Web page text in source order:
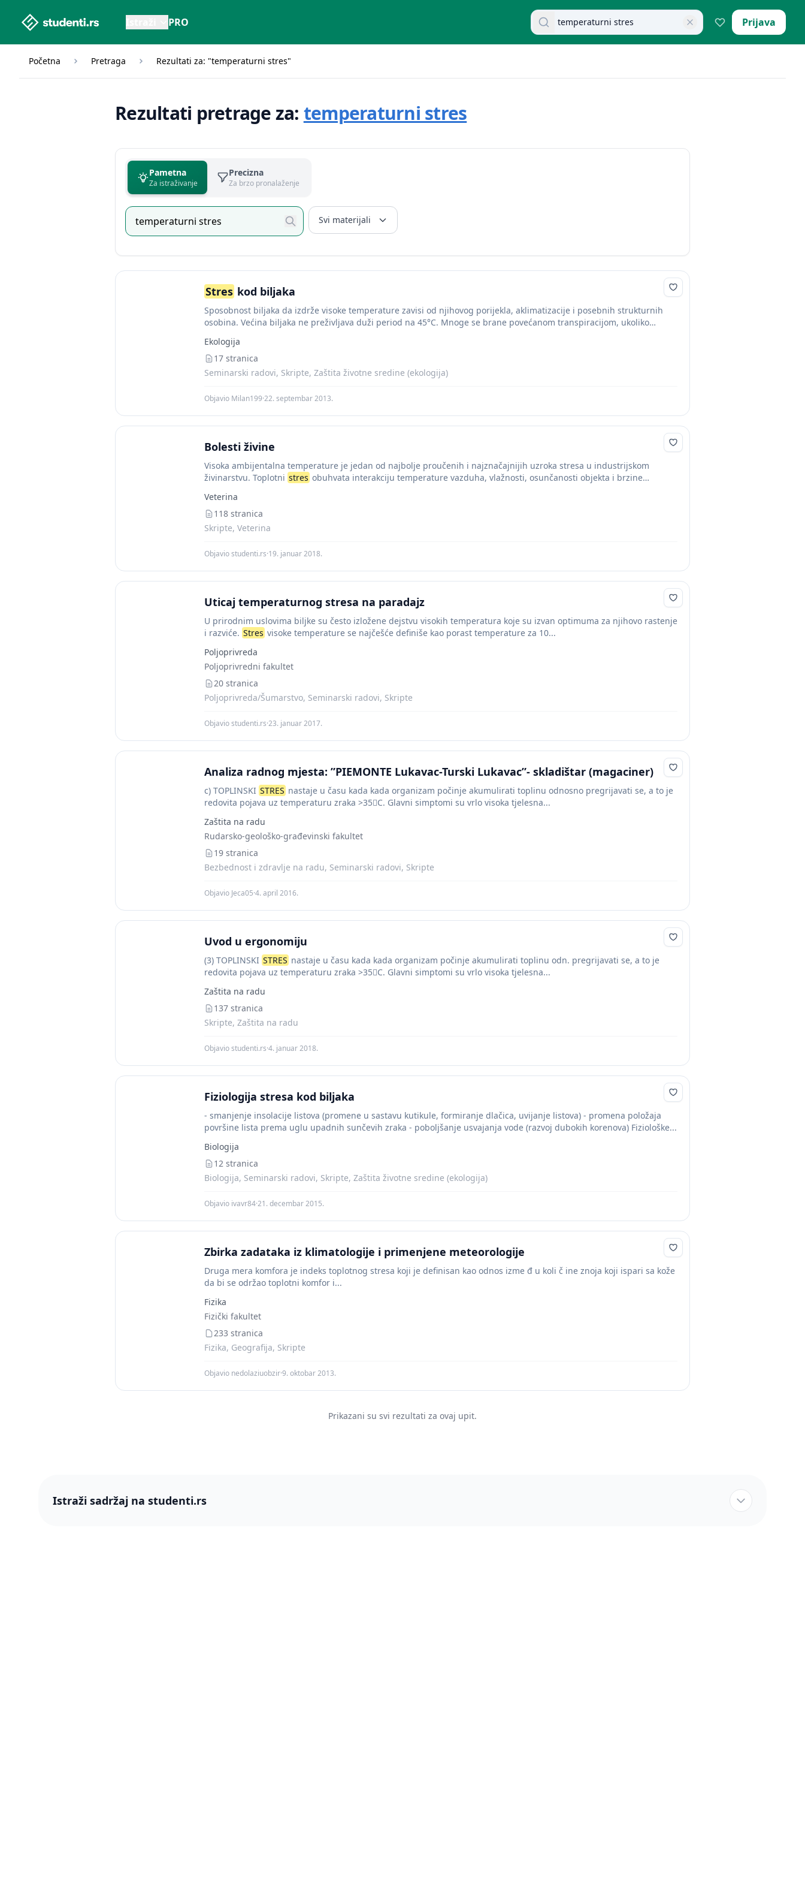
studenti.rs home page PRO Pretraži dokumente Prijava
Početna Pretraga Rezultati za: "temperaturni stres"
Rezultati pretrage za: temperaturni stres
Pametna
Za istraživanje
Precizna
Za brzo pronalaženje
Svi materijali
Stres kod biljaka
Sposobnost biljaka da izdrže visoke temperature zavisi od njihovog porijekla, aklimatizacije i posebnih strukturnih
osobina. Većina biljaka ne preživljava duži period na 45°C. Mnoge se brane povećanom transpiracijom, ukoliko
Ekologija
17 stranica
Seminarski radovi, Skripte, Zaštita životne sredine (ekologija)
Objavio Milan199·22. septembar 2013.
Bolesti živine
Visoka ambijentalna temperature je jedan od najbolje proučenih i najznačajnijih uzroka stresa u industrijskom
živinarstvu. Toplotni stres obuhvata interakciju temperature vazduha, vlažnosti, osunčanosti objekta i brzine
Veterina
118 stranica
Skripte, Veterina
Objavio studenti.rs·19. januar 2018.
Uticaj temperaturnog stresa na paradajz
U prirodnim uslovima biljke su često izložene dejstvu visokih temperatura koje su izvan optimuma za njihovo rastenje
i razviće. Stres visoke temperature se najčešće definiše kao porast temperature za 10...
Poljoprivreda
Poljoprivredni fakultet
20 stranica
Poljoprivreda/Šumarstvo, Seminarski radovi, Skripte
Objavio studenti.rs·23. januar 2017.
Analiza radnog mjesta: ”PIEMONTE Lukavac-Turski Lukavac”- skladištar (magaciner)
c) TOPLINSKI STRES nastaje u času kada kada organizam počinje akumulirati toplinu odnosno pregrijavati se, a to je
redovita pojava uz temperaturu zraka >35C. Glavni simptomi su vrlo visoka tjelesna...
Zaštita na radu
Rudarsko-geološko-građevinski fakultet
19 stranica
Bezbednost i zdravlje na radu, Seminarski radovi, Skripte
Objavio Jeca05·4. april 2016.
Uvod u ergonomiju
(3) TOPLINSKI STRES nastaje u času kada kada organizam počinje akumulirati toplinu odn. pregrijavati se, a to je
redovita pojava uz temperaturu zraka >35C. Glavni simptomi su vrlo visoka tjelesna...
Zaštita na radu
137 stranica
Skripte, Zaštita na radu
Objavio studenti.rs·4. januar 2018.
Fiziologija stresa kod biljaka
- smanjenje insolacije listova (promene u sastavu kutikule, formiranje dlačica, uvijanje listova) - promena položaja
površine lista prema uglu upadnih sunčevih zraka - poboljšanje usvajanja vode (razvoj dubokih korenova) Fiziološke...
Biologija
12 stranica
Biologija, Seminarski radovi, Skripte, Zaštita životne sredine (ekologija)
Objavio ivavr84·21. decembar 2015.
Zbirka zadataka iz klimatologije i primenjene meteorologije
Druga mera komfora je indeks toplotnog stresa koji je definisan kao odnos izme đ u koli č ine znoja koji ispari sa kože
da bi se održao toplotni komfor i...
Fizika
Fizički fakultet
233 stranica
Fizika, Geografija, Skripte
Objavio nedolaziuobzir·9. oktobar 2013.
Prikazani su svi rezultati za ovaj upit.
Istraži sadržaj na studenti.rs